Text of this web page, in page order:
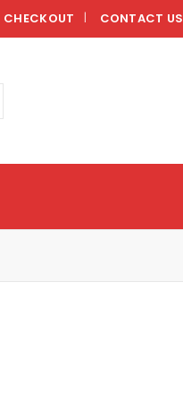
CHECKOUT CONTACT US